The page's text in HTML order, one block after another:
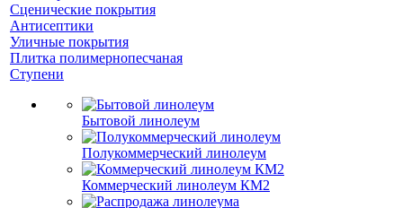
Сценические покрытия
Антисептики
Уличные покрытия
Плитка полимернопесчаная
Ступени
Бытовой линолеум
Полукоммерческий линолеум
Коммерческий линолеум КМ2